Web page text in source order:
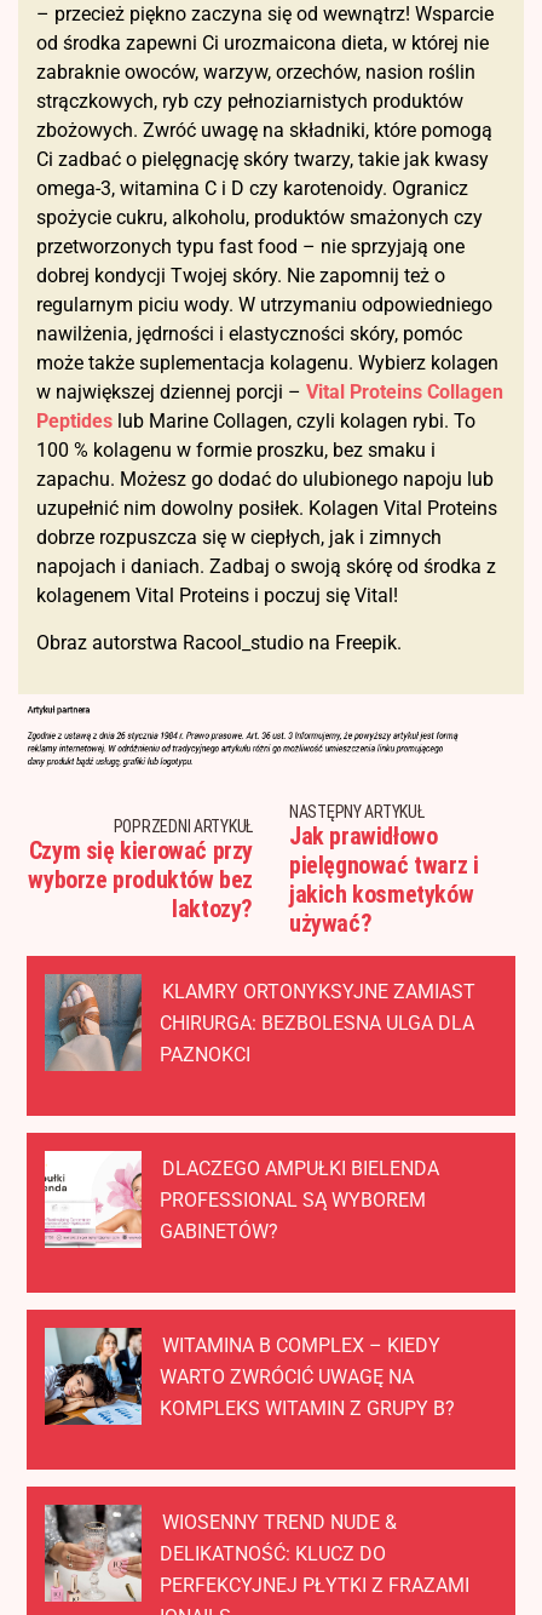
– przecież piękno zaczyna się od wewnątrz! Wsparcie
od środka zapewni Ci urozmaicona dieta, w której nie
zabraknie owoców, warzyw, orzechów, nasion roślin
strączkowych, ryb czy pełnoziarnistych produktów
zbożowych. Zwróć uwagę na składniki, które pomogą
Ci zadbać o pielęgnację skóry twarzy, takie jak kwasy
omega-3, witamina C i D czy karotenoidy. Ogranicz
spożycie cukru, alkoholu, produktów smażonych czy
przetworzonych typu fast food – nie sprzyjają one
dobrej kondycji Twojej skóry. Nie zapomnij też o
regularnym piciu wody. W utrzymaniu odpowiedniego
nawilżenia, jędrności i elastyczności skóry, pomóc
może także suplementacja kolagenu. Wybierz kolagen
w największej dziennej porcji – Vital Proteins Collagen
Peptides lub Marine Collagen, czyli kolagen rybi. To
100 % kolagenu w formie proszku, bez smaku i
zapachu. Możesz go dodać do ulubionego napoju lub
uzupełnić nim dowolny posiłek. Kolagen Vital Proteins
dobrze rozpuszcza się w ciepłych, jak i zimnych
napojach i daniach. Zadbaj o swoją skórę od środka z
kolagenem Vital Proteins i poczuj się Vital!
Obraz autorstwa Racool_studio na Freepik.
POPRZEDNI ARTYKUŁ
Czym się kierować przy
wyborze produktów bez
laktozy?
NASTĘPNY ARTYKUŁ
Jak prawidłowo
pielęgnować twarz i
jakich kosmetyków
używać?
KLAMRY ORTONYKSYJNE ZAMIAST
CHIRURGA: BEZBOLESNA ULGA DLA
PAZNOKCI
DLACZEGO AMPUŁKI BIELENDA
PROFESSIONAL SĄ WYBOREM
GABINETÓW?
WITAMINA B COMPLEX – KIEDY
WARTO ZWRÓCIĆ UWAGĘ NA
KOMPLEKS WITAMIN Z GRUPY B?
WIOSENNY TREND NUDE &
DELIKATNOŚĆ: KLUCZ DO
PERFEKCYJNEJ PŁYTKI Z FRAZAMI